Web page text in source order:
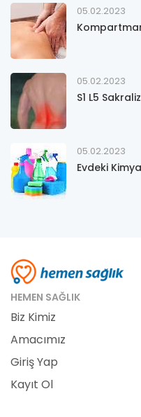
05.02.2023
05.02.2023
S1 L5
05.02.2023
Evdeki
HEMEN SAĞLIK
Biz Kimiz
Amacımız
Giriş Yap
Kayıt Ol